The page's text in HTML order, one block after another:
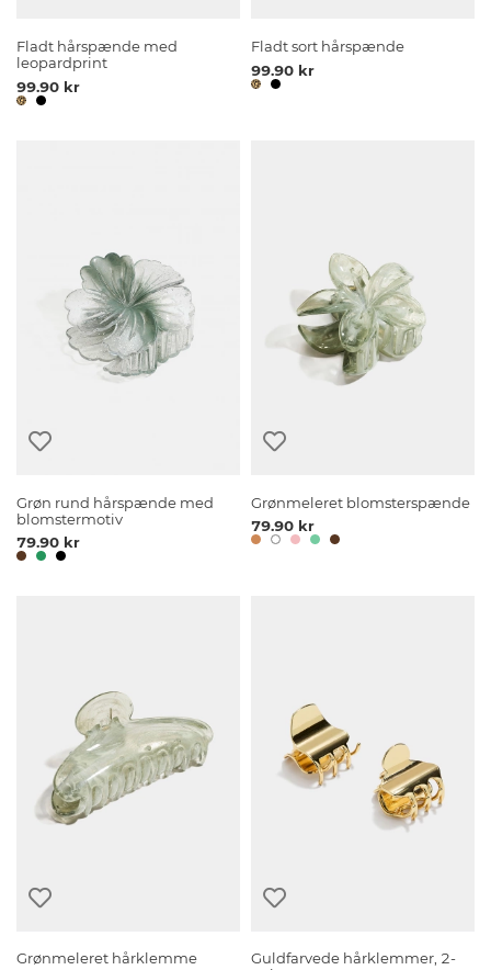
Fladt hårspænde med
leopardprint
99.90 kr
Fladt sort hårspænde
99.90 kr
Grøn rund hårspænde med
blomstermotiv
79.90 kr
Grønmeleret blomsterspænde
79.90 kr
Grønmeleret hårklemme
Guldfarvede hårklemmer, 2-